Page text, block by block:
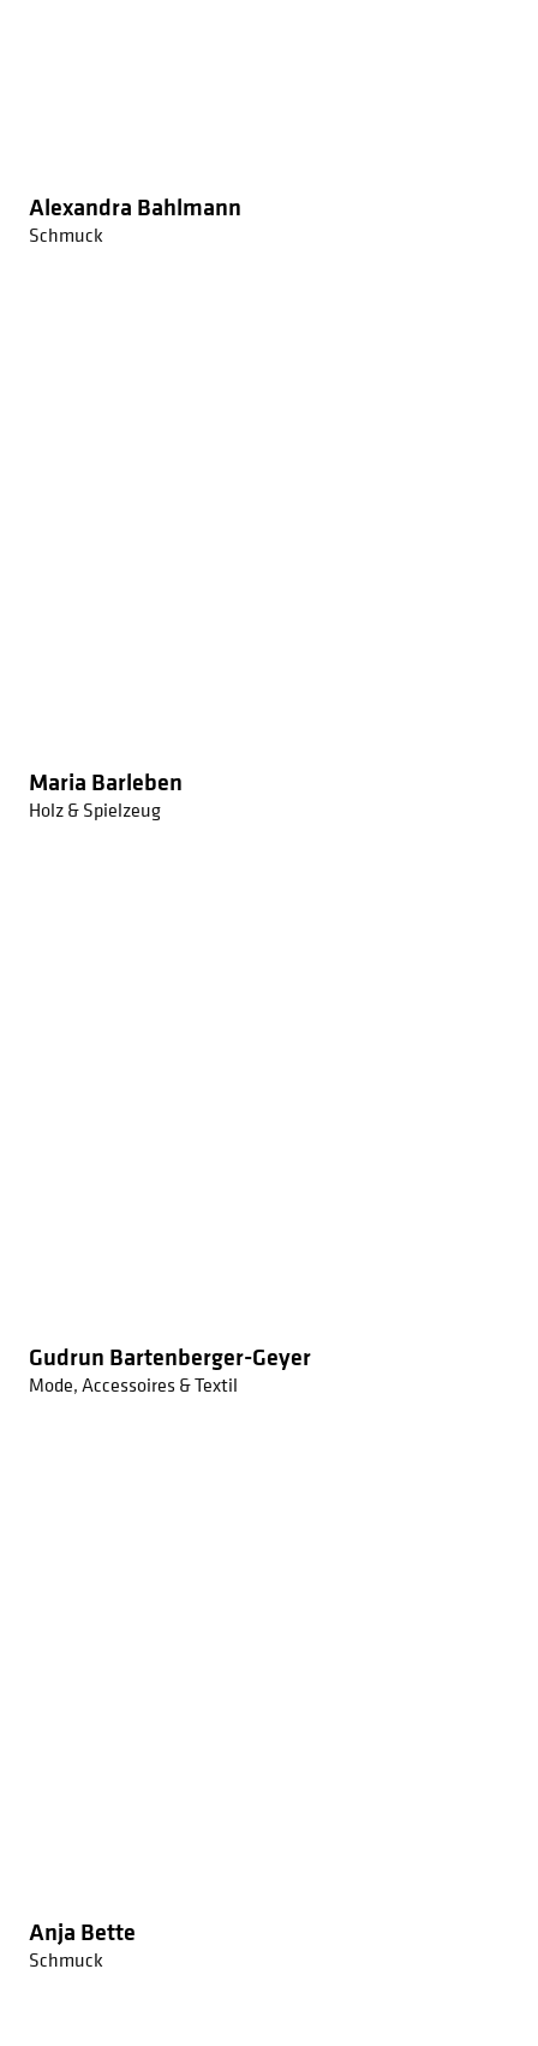
Alexandra Bahlmann
Schmuck
Maria Barleben
Holz & Spielzeug
Gudrun Bartenberger-Geyer
Mode, Accessoires & Textil
Anja Bette
Schmuck